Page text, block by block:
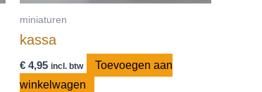
miniaturen
kassa
€4,95 incl. btw
Toevoegen aan
winkelwagen